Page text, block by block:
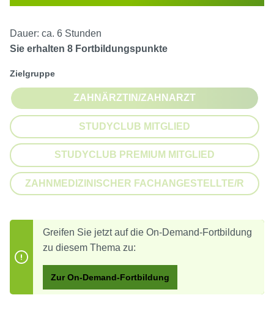
Dauer: ca. 6 Stunden
Sie erhalten 8 Fortbildungspunkte
Zielgruppeauswählen
ZAHNÄRZTIN/ZAHNARZT
(DIESE OPTION IST ZURZEIT
STUDYCLUB MITGLIED
(DIESE OPTION IST ZURZEIT
STUDYCLUB PREMIUM MITGLIED
(DIESE OPTION IST ZURZEIT
ZAHNMEDIZINISCHER FACHANGESTELLTE/R
(DIESE OPTION IST ZURZEIT
Greifen Sie jetzt auf die On-Demand-Fortbildung
zu diesem Thema zu:
Zur On-Demand-Fortbildung